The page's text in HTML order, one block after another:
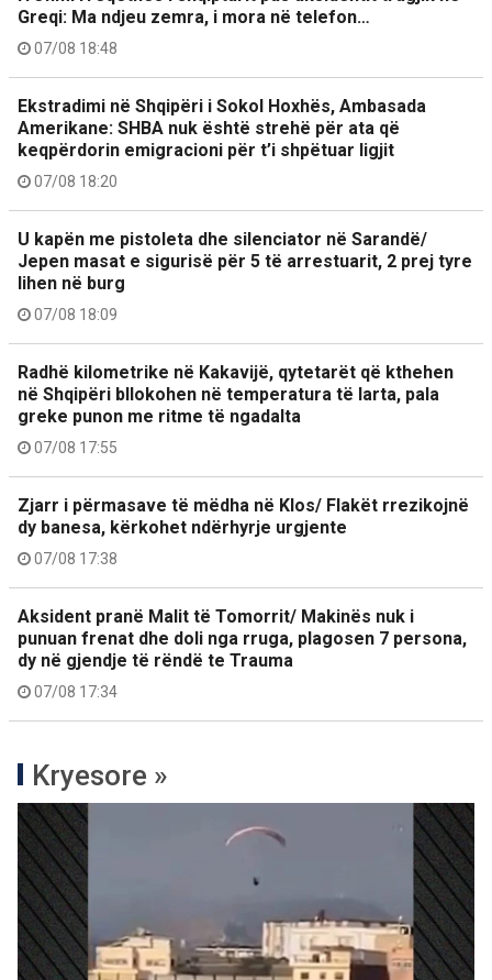
Greqi: Ma ndjeu zemra, i mora në telefon…
07/08 18:48
Ekstradimi në Shqipëri i Sokol Hoxhës, Ambasada
Amerikane: SHBA nuk është strehë për ata që
keqpërdorin emigracioni për t’i shpëtuar ligjit
07/08 18:20
U kapën me pistoleta dhe silenciator në Sarandë/
Jepen masat e sigurisë për 5 të arrestuarit, 2 prej tyre
lihen në burg
07/08 18:09
Radhë kilometrike në Kakavijë, qytetarët që kthehen
në Shqipëri bllokohen në temperatura të larta, pala
greke punon me ritme të ngadalta
07/08 17:55
Zjarr i përmasave të mëdha në Klos/ Flakët rrezikojnë
dy banesa, kërkohet ndërhyrje urgjente
07/08 17:38
Aksident pranë Malit të Tomorrit/ Makinës nuk i
punuan frenat dhe doli nga rruga, plagosen 7 persona,
dy në gjendje të rëndë te Trauma
07/08 17:34
Kryesore »